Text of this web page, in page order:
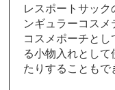
レスポートサッ
ンギュラーコスメ
コスメポーチと
る小物入れとし
たりすることもで